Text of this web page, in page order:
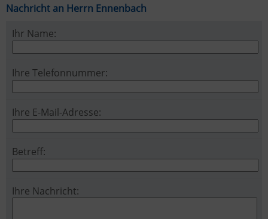
Nachricht an Herrn Ennenbach
Ihr Name:
Ihre Telefonnummer:
Ihre E-Mail-Adresse:
Betreff:
Ihre Nachricht: